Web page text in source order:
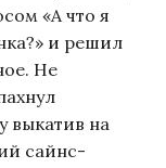
«А что я
и решил
Не
выкатив на
сайнс-